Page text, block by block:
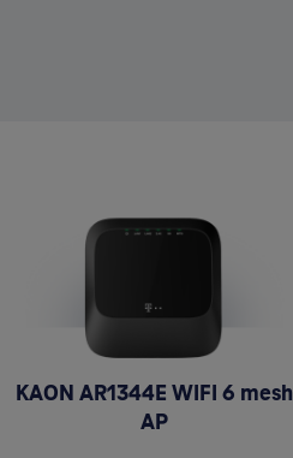
KAON AR1344E WIFI 6 mesh
AP